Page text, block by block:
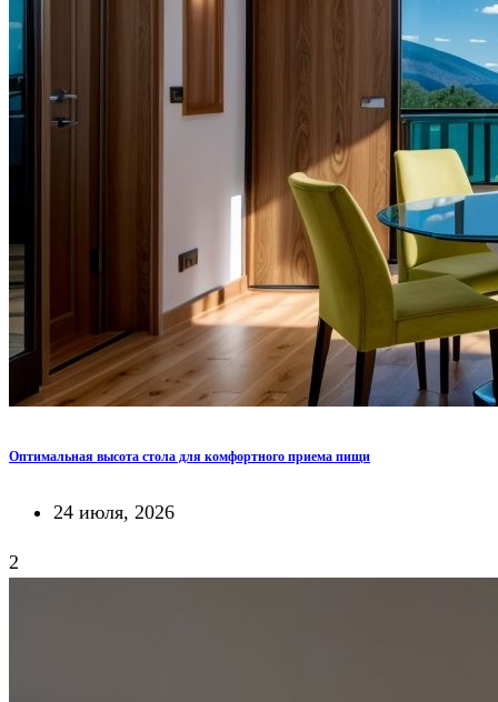
Оптимальная высота стола для комфортного приема пищи
24 июля, 2026
2